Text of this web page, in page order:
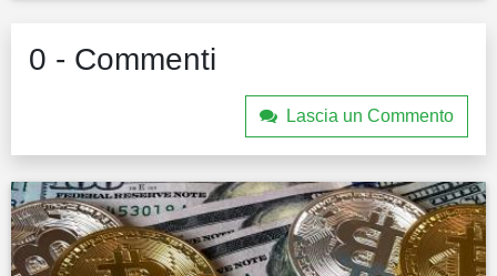
0 - Commenti
Lascia un Commento